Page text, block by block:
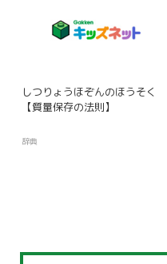
しつりょうほぞんのほうそく
【質量保存の法則】
辞典